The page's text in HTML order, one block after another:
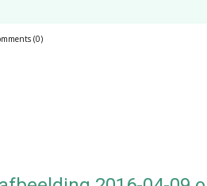
(0)